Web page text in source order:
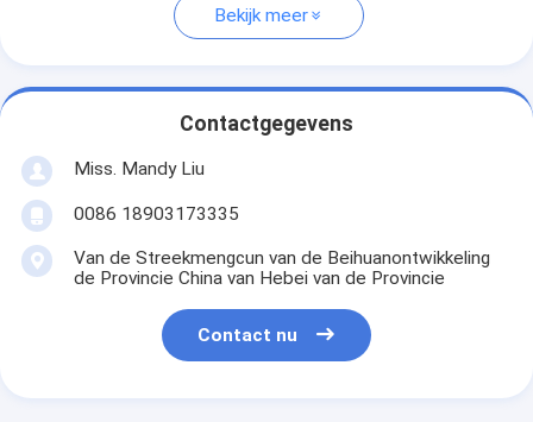
Bekijk meer
Contactgegevens
Miss. Mandy Liu
0086 18903173335
Van de Streekmengcun van de Beihuanontwikkeling
de Provincie China van Hebei van de Provincie
Contact nu